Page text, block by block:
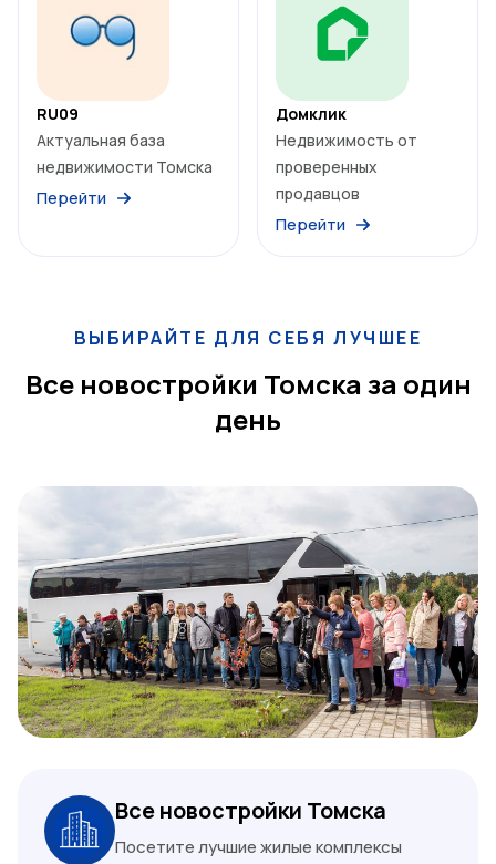
RU09
Актуальная база
недвижимости Томска
Перейти
Домклик
Недвижимость от
проверенных
продавцов
Перейти
ВЫБИРАЙТЕ ДЛЯ СЕБЯ ЛУЧШЕЕ
Все новостройки Томска за один
день
Все новостройки Томска
Посетите лучшие жилые комплексы